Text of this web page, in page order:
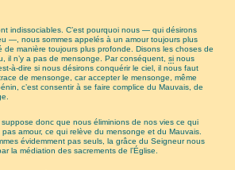
indissociables. C’est pourquoi nous — qui désirons
—, nous sommes appelés à un amour toujours plus
de manière toujours plus profonde. Disons les choses de
il n’y a pas de mensonge. Par conséquent, sinous
à-dire si nous désirons conquérir le ciel, il nous faut
de mensonge, car accepter le mensonge, même
c’est consentir à se faire complice du Mauvais, de
donc que nous éliminions de nos vies ce qui
pas amour, ce qui relève du mensonge et du Mauvais.
évidemment pas seuls, la grâce du Seigneur nous
la médiation des sacrements de l’Église.